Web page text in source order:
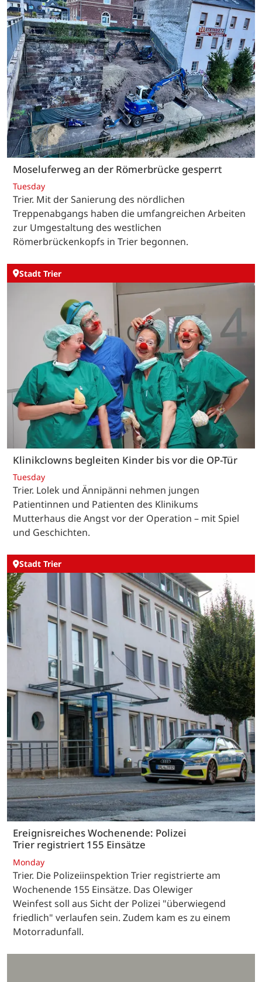
Moseluferweg an der Römerbrücke gesperrt
Tuesday
Trier. Mit der Sanierung des nördlichen
Treppenabgangs haben die umfangreichen Arbeiten
zur Umgestaltung des westlichen
Römerbrückenkopfs in Trier begonnen.
Stadt Trier
Klinikclowns begleiten Kinder bis vor die OP-Tür
Tuesday
Trier. Lolek und Ännipänni nehmen jungen
Patientinnen und Patienten des Klinikums
Mutterhaus die Angst vor der Operation – mit Spiel
und Geschichten.
Stadt Trier
Ereignisreiches Wochenende: Polizei
Trier registriert 155 Einsätze
Monday
Trier. Die Polizeiinspektion Trier registrierte am
Wochenende 155 Einsätze. Das Olewiger
Weinfest soll aus Sicht der Polizei "überwiegend
friedlich" verlaufen sein. Zudem kam es zu einem
Motorradunfall.